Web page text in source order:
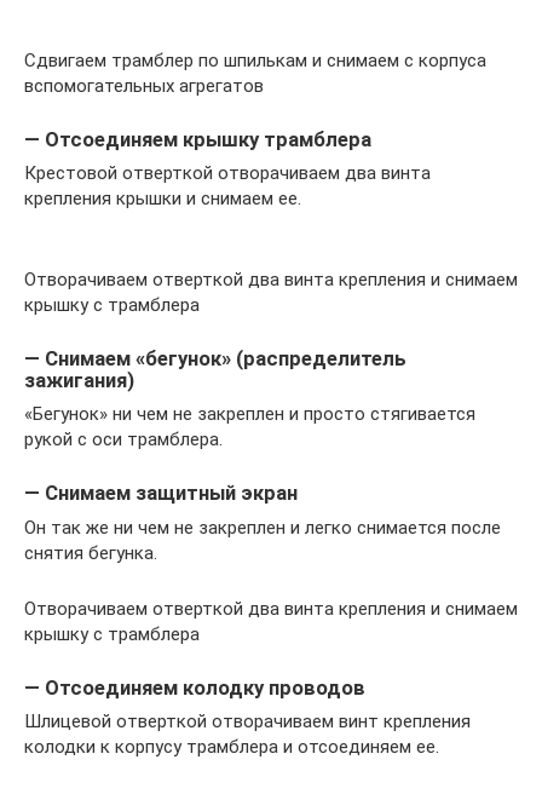
Сдвигаем трамблер по шпилькам и снимаем с корпуса
вспомогательных агрегатов
— Отсоединяем крышку трамблера
Крестовой отверткой отворачиваем два винта
крепления крышки и снимаем ее.
Отворачиваем отверткой два винта крепления и снимаем
крышку с трамблера
— Снимаем «бегунок» (распределитель
зажигания)
«Бегунок» ни чем не закреплен и просто стягивается
рукой с оси трамблера.
— Снимаем защитный экран
Он так же ни чем не закреплен и легко снимается после
снятия бегунка.
Отворачиваем отверткой два винта крепления и снимаем
крышку с трамблера
— Отсоединяем колодку проводов
Шлицевой отверткой отворачиваем винт крепления
колодки к корпусу трамблера и отсоединяем ее.